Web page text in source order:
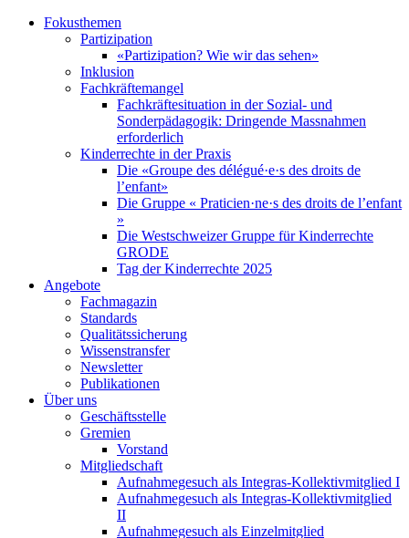
Fokusthemen
Partizipation
«Partizipation? Wie wir das sehen»
Inklusion
Fachkräftemangel
Fachkräftesituation in der Sozial- und
Sonderpädagogik: Dringende Massnahmen
erforderlich
Kinderrechte in der Praxis
Die «Groupe des délégué·e·s des droits de
l’enfant»
Die Gruppe « Praticien·ne·s des droits de l’enfant
»
Die Westschweizer Gruppe für Kinderrechte
GRODE
Tag der Kinderrechte 2025
Angebote
Fachmagazin
Standards
Qualitätssicherung
Wissenstransfer
Newsletter
Publikationen
Über uns
Geschäftsstelle
Gremien
Vorstand
Mitgliedschaft
Aufnahmegesuch als Integras-Kollektivmitglied I
Aufnahmegesuch als Integras-Kollektivmitglied
II
Aufnahmegesuch als Einzelmitglied